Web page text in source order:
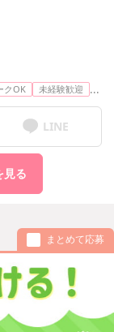
クOK 未経験歓迎 ...
LINE
見る
まとめて応募